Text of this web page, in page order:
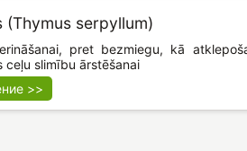
(Thymus serpyllum)
pret bezmiegu, kā
ceļu slimību ārstēšanai
>>